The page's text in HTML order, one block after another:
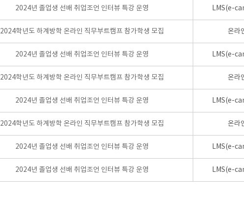
2024년 졸업생 선배 취업조언 인터뷰 특강 운영 LMS(e-
2024학년도 하계방학 온라인 직무부트캠프 참가학생 모집 온라
2024년 졸업생 선배 취업조언 인터뷰 특강 운영 LMS(e-
2024학년도 하계방학 온라인 직무부트캠프 참가학생 모집 온라
2024년 졸업생 선배 취업조언 인터뷰 특강 운영 LMS(e-
2024학년도 하계방학 온라인 직무부트캠프 참가학생 모집 온라
2024년 졸업생 선배 취업조언 인터뷰 특강 운영 LMS(e-
2024년 졸업생 선배 취업조언 인터뷰 특강 운영 LMS(e-